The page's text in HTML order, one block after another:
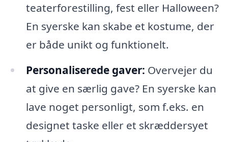
teaterforestilling, fest eller Halloween?
En syerske kan skabe et kostume, der
er både unikt og funktionelt.
Personaliserede gaver: Overvejer du
at give en særlig gave? En syerske kan
lave noget personligt, som f.eks. en
designet taske eller et skræddersyet